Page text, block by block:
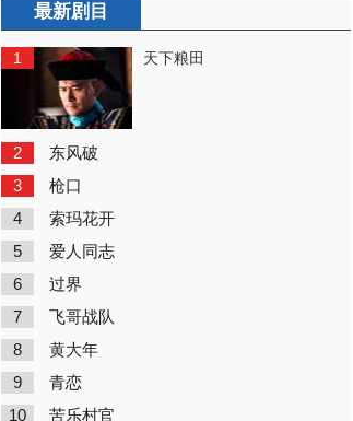
最新剧目
1 天下粮田
2 东风破
3 枪口
4 索玛花开
5 爱人同志
6 过界
7 飞哥战队
8 黄大年
9 青恋
10 苦乐村官